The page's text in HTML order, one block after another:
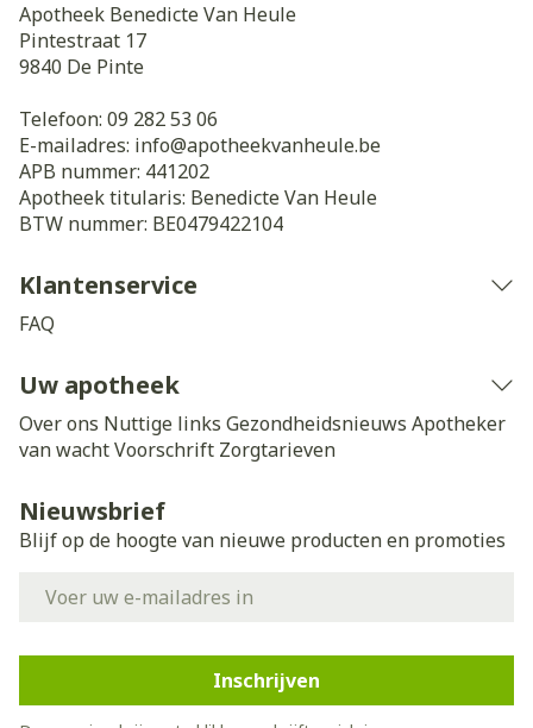
Apotheek Benedicte Van Heule
Pintestraat 17
9840 De Pinte
Telefoon: 09 282 53 06
E-mailadres: info@apotheekvanheule.be
APB nummer: 441202
Apotheek titularis: Benedicte Van Heule
BTW nummer: BE0479422104
Klantenservice
FAQ
Uw apotheek
Over ons Nuttige links Gezondheidsnieuws Apotheker
van wachtVoorschrift Zorgtarieven
Nieuwsbrief
Blijf op de hoogte van nieuwe producten en promoties
Inschrijven